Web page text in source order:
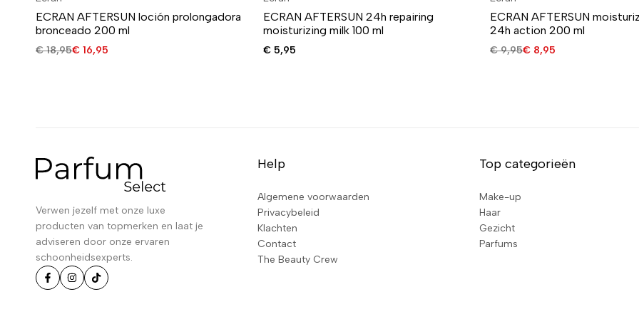
ECRAN AFTERSUN loción prolongadora
bronceado 200 ml
€18,95€ 16,95
ECRAN AFTERSUN 24h repairing
moisturizing milk 100 ml
€5,95
ECRAN AFTERSUN
24h action 200 ml
€9,95€ 8,95
Verwen jezelf met onze luxe
producten van topmerken en laat je
adviseren door onze ervaren
schoonheidsexperts.
Help
Algemene voorwaarden
Privacybeleid
Klachten
Contact
The Beauty Crew
Top categorieën
Make-up
Haar
Gezicht
Parfums